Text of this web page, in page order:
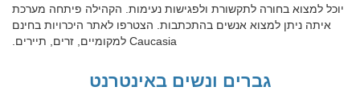
יוכל למצוא בחורה לתקשורת ולפגישות נעימות. הקהילה פיתחה מערכת
איתה ניתן למצוא אנשים בהתכתבות. הצטרפו לאתר היכרויות בחינם
Caucasia למקומיים, זרים, תיירים.
גברים ונשים באינטרנט